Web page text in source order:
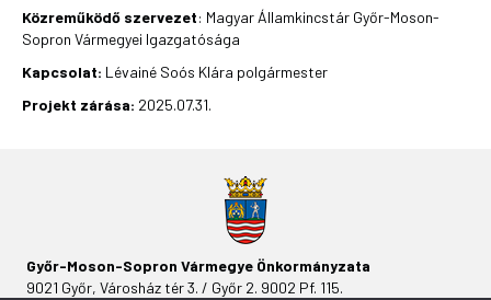
Közreműködő szervezet: Magyar Államkincstár Győr-Moson-
Sopron Vármegyei Igazgatósága
Kapcsolat: Lévainé Soós Klára polgármester
Projekt zárása: 2025.07.31.
Győr-Moson-Sopron Vármegye Önkormányzata
9021 Győr, Városház tér 3. / Győr 2. 9002 Pf. 115.